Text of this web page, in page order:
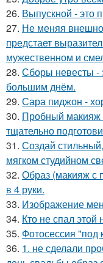
26. Выпускной - это
27. Не меняя
предстает
мужественном и
28. Сборы невесты -
большим днём.
29. Сара пиджон -
30. Пробный макияж
тщательно
31. Создай
мягком студийном
32. Образ (макияж с
в 4 руки.
33. Изображение
34. Кто не спал этой
35. Фотосессия "под
36. 1. не сделали